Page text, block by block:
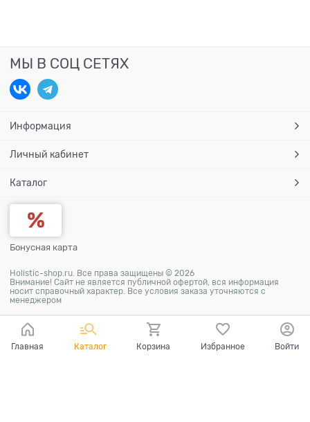
МЫ В СОЦ СЕТЯХ
Информация
Личный кабинет
Каталог
Бонусная карта
Holistic-shop.ru. Все права защищены © 2026
Внимание! Сайт не является публичной офертой, вся информация
носит справочный характер. Все условия заказа уточняются с
менеджером
Главная Каталог Корзина Избранное Войти